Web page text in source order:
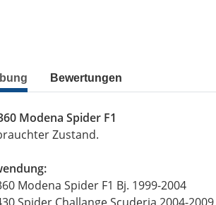
Bewertungen
Modena Spider F1
Zustand.
Modena Spider F1 Bj. 1999-2004